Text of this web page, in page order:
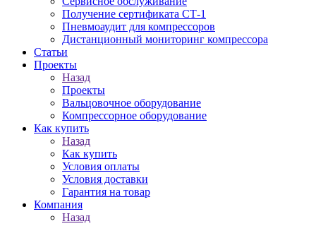
Получение сертификата СТ-1
Пневмоаудит для компрессоров
Дистанционный мониторинг компрессора
Статьи
Проекты
Назад
Проекты
Вальцовочное оборудование
Компрессорное оборудование
Как купить
Назад
Как купить
Условия оплаты
Условия доставки
Гарантия на товар
Компания
Назад